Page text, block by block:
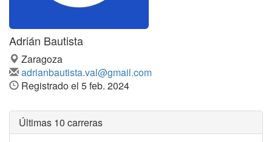
Adrián Bautista
Zaragoza
adrianbautista.val@gmail.com
Registrado el 5 feb. 2024
Últimas 10 carreras